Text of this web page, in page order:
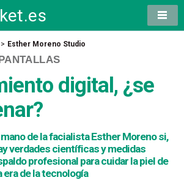
> Esther Moreno Studio
digital, ¿se
de la facialista Esther Moreno si,
verdades científicas y medidas
profesional para cuidar la piel de
de la tecnología